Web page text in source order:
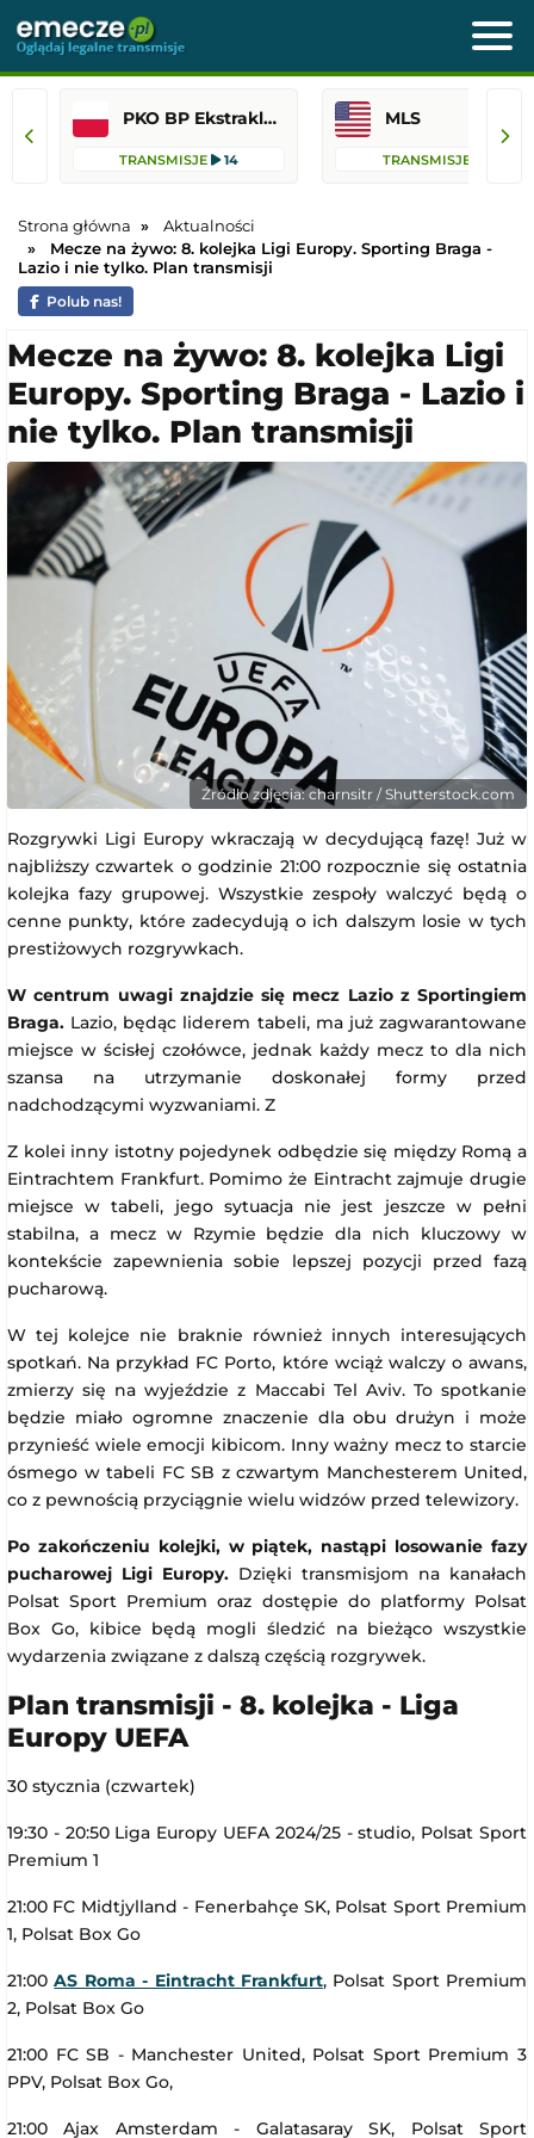
PKO BP Ekstraklasa
TRANSMISJE 14
MLS
TRANSMISJE
Strona główna
Aktualności
Mecze na żywo: 8. kolejka Ligi Europy. Sporting Braga -
Lazio i nie tylko. Plan transmisji
Polub nas!
Mecze na żywo: 8. kolejka Ligi
Europy. Sporting Braga - Lazio i
nie tylko. Plan transmisji
Źródło zdjęcia: charnsitr / Shutterstock.com
Rozgrywki Ligi Europy wkraczają w decydującą fazę! Już w
najbliższy czwartek o godzinie 21:00 rozpocznie się ostatnia
kolejka fazy grupowej. Wszystkie zespoły walczyć będą o
cenne punkty, które zadecydują o ich dalszym losie w tych
prestiżowych rozgrywkach.
W centrum uwagi znajdzie się mecz Lazio z Sportingiem
Braga. Lazio, będąc liderem tabeli, ma już zagwarantowane
miejsce w ścisłej czołówce, jednak każdy mecz to dla nich
szansa na utrzymanie doskonałej formy przed
nadchodzącymi wyzwaniami. Z
Z kolei inny istotny pojedynek odbędzie się między Romą a
Eintrachtem Frankfurt. Pomimo że Eintracht zajmuje drugie
miejsce w tabeli, jego sytuacja nie jest jeszcze w pełni
stabilna, a mecz w Rzymie będzie dla nich kluczowy w
kontekście zapewnienia sobie lepszej pozycji przed fazą
pucharową.
W tej kolejce nie braknie również innych interesujących
spotkań. Na przykład FC Porto, które wciąż walczy o awans,
zmierzy się na wyjeździe z Maccabi Tel Aviv. To spotkanie
będzie miało ogromne znaczenie dla obu drużyn i może
przynieść wiele emocji kibicom. Inny ważny mecz to starcie
ósmego w tabeli FC SB z czwartym Manchesterem United,
co z pewnością przyciągnie wielu widzów przed telewizory.
Po zakończeniu kolejki, w piątek, nastąpi losowanie fazy
pucharowej Ligi Europy. Dzięki transmisjom na kanałach
Polsat Sport Premium oraz dostępie do platformy Polsat
Box Go, kibice będą mogli śledzić na bieżąco wszystkie
wydarzenia związane z dalszą częścią rozgrywek.
Plan transmisji - 8. kolejka - Liga
Europy UEFA
30 stycznia (czwartek)
19:30 - 20:50 Liga Europy UEFA 2024/25 - studio, Polsat Sport
Premium 1
21:00 FC Midtjylland - Fenerbahçe SK, Polsat Sport Premium
1, Polsat Box Go
21:00AS Roma - Eintracht Frankfurt, Polsat Sport Premium
2, Polsat Box Go
21:00 FC SB - Manchester United, Polsat Sport Premium 3
PPV, Polsat Box Go,
21:00 Ajax Amsterdam - Galatasaray SK, Polsat Sport